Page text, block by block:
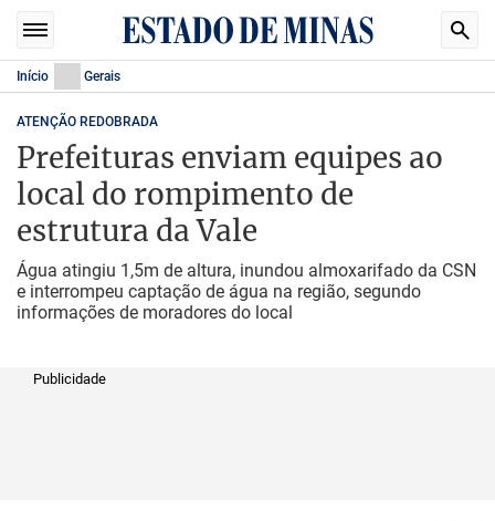
Início Gerais
ATENÇÃO REDOBRADA
Prefeituras enviam equipes ao
local do rompimento de
estrutura da Vale
Água atingiu 1,5m de altura, inundou almoxarifado da CSN
e interrompeu captação de água na região, segundo
informações de moradores do local
Publicidade